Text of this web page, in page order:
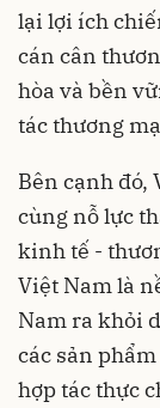
lại lợi ích
cán cân
hòa và bền
tác thương
Bên cạnh đó,
cùng nỗ lực
kinh tế -
Việt Nam là
Nam ra khỏi
các sản
hợp tác thực